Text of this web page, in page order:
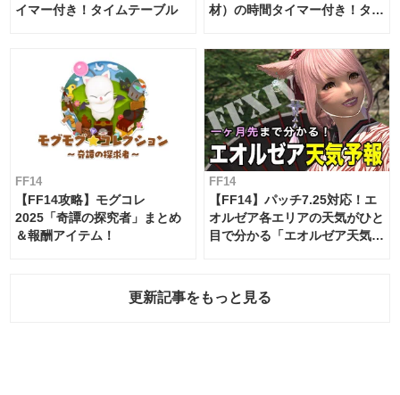
イマー付き！タイムテーブル
材）の時間タイマー付き！タイ
FF14
【FF14攻略】モグコレ
2025「奇譚の探究者」まとめ
＆報酬アイテム！
FF14
【FF14】パッチ7.25対応！エ
オルゼア各エリアの天気がひと
目で分かる「エオルゼア天気予
更新記事をもっと見る